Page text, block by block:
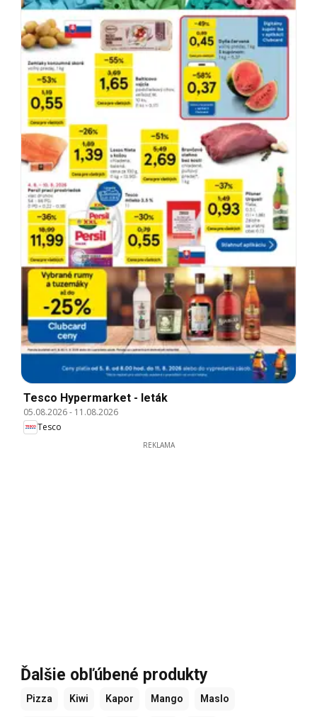
Tesco Hypermarket - leták
05.08.2026- 11.08.2026
Tesco
REKLAMA
Ďalšie obľúbené produkty
Pizza Kiwi Kapor Mango Maslo